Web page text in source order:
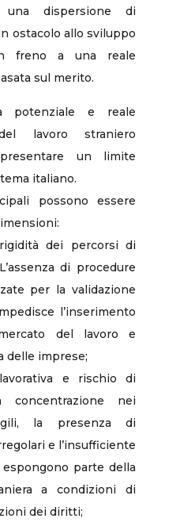
una dispersione di
ostacolo allo sviluppo
freno a una reale
sul merito.
potenziale e reale
lavoro straniero
un limite
italiano.
possono essere
dei percorsi di
di procedure
per la validazione
l’inserimento
del lavoro e
delle imprese;
e rischio di
concentrazione nei
la presenza di
e l’insufficiente
parte della
a condizioni di
dei diritti;